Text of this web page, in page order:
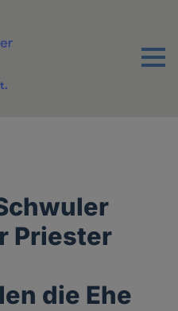
Menu
Priester
die Ehe